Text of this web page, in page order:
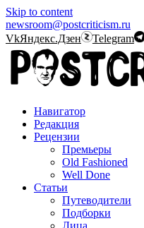
Skip to content
newsroom@postcriticism.ru
VkЯндекс.Дзен Telegram
Навигатор
Редакция
Рецензии
Премьеры
Old Fashioned
Well Done
Статьи
Путеводители
Подборки
Лица